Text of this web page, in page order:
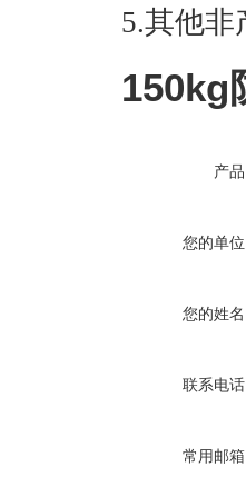
5.其他非
150kg
产
您的单
您的姓
联系电
常用邮